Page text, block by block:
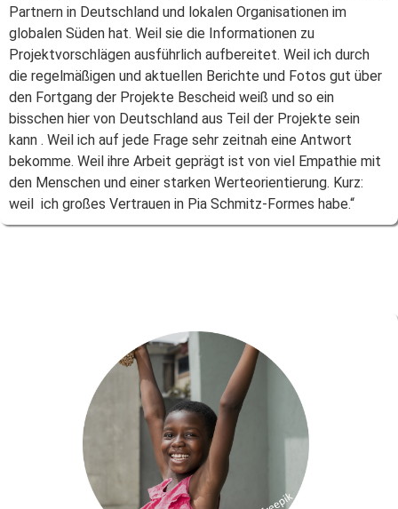
Partnern in Deutschland und lokalen Organisationen im
globalen Süden hat. Weil sie die Informationen zu
Projektvorschlägen ausführlich aufbereitet. Weil ich durch
die regelmäßigen und aktuellen Berichte und Fotos gut über
den Fortgang der Projekte Bescheid weiß und so ein
bisschen hier von Deutschland aus Teil der Projekte sein
kann . Weil ich auf jede Frage sehr zeitnah eine Antwort
bekomme. Weil ihre Arbeit geprägt ist von viel Empathie mit
den Menschen und einer starken Werteorientierung. Kurz:
weil ich großes Vertrauen in Pia Schmitz-Formes habe.“